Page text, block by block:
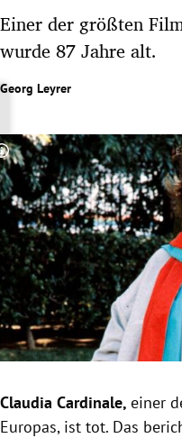
Untermenü
Untermenü
Untermenü
Untermenü
Untermenü
Untermenü
Untermenü
Untermenü
Einer der größten
wurde 87 Jahre alt.
Georg Leyrer
Copyright-Hinweis öffnen/
Claudia Cardinale, einer
Europas, ist tot. Das